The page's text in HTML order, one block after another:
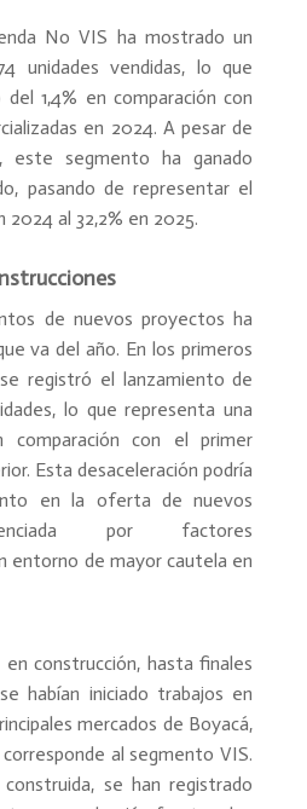
No VIS ha mostrado un
unidades vendidas, lo que
1,4% en comparación con
en 2024. A pesar de
este segmento ha ganado
pasando de representar el
2024 al 32,2% en 2025.
de nuevos proyectos ha
va del año. En los primeros
registró el lanzamiento de
lo que representa una
comparación con el primer
Esta desaceleración podría
en la oferta de nuevos
por factores
entorno de mayor cautela en
construcción, hasta finales
habían iniciado trabajos en
mercados de Boyacá,
al segmento VIS.
se han registrado